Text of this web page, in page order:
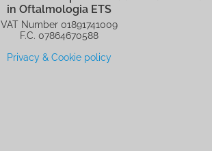
in Oftalmologia ETS
VAT Number 01891741009
F.C. 07864670588
Privacy & Cookie policy